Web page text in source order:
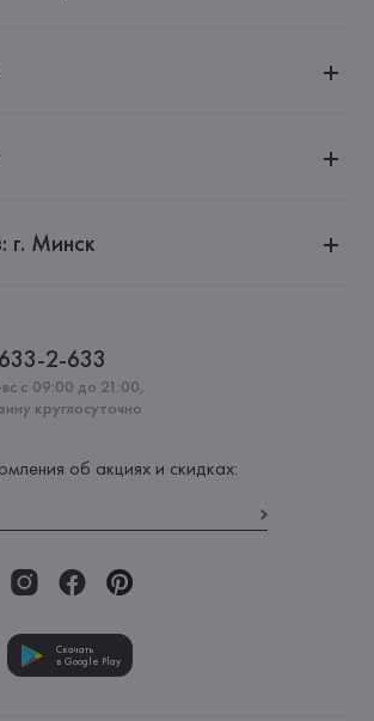
г. Минск
2-633
с 09:00 до 21:00,
круглосуточно
об акциях и скидках:
Скачать
в Google Play